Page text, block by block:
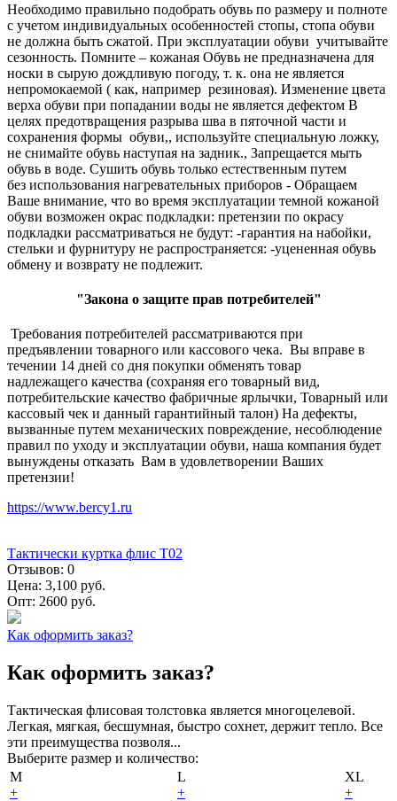
Необходимо правильно подобрать обувь по размеру и полноте
с учетом индивидуальных особенностей стопы, стопа обуви
не должна быть сжатой. При эксплуатации обуви учитывайте
сезонность. Помните – кожаная Обувь не предназначена для
носки в сырую дождливую погоду, т. к. она не является
непромокаемой ( как, например резиновая). Изменение цвета
верха обуви при попадании воды не является дефектом В
целях предотвращения разрыва шва в пяточной части и
сохранения формы обуви,, используйте специальную ложку,
не снимайте обувь наступая на задник., Запрещается мыть
обувь в воде. Сушить обувь только естественным путем
без использования нагревательных приборов - Обращаем
Ваше внимание, что во время эксплуатации темной кожаной
обуви возможен окрас подкладки: претензии по окрасу
подкладки рассматриваться не будут: -гарантия на набойки,
стельки и фурнитуру не распространяется: -уцененная обувь
обмену и возврату не подлежит.
"Закона о защите прав потребителей"
Требования потребителей рассматриваются при
предъявлении товарного или кассового чека. Вы вправе в
течении 14 дней со дня покупки обменять товар
надлежащего качества (сохраняя его товарный вид,
потребительские качество фабричные ярлычки, Товарный или
кассовый чек и данный гарантийный талон) На дефекты,
вызванные путем механических повреждение, несоблюдение
правил по уходу и эксплуатации обуви, наша компания будет
вынуждены отказать Вам в удовлетворении Ваших
претензии!
https://www.bercy1.ru
Тактически куртка флис Т02
Отзывов: 0
Цена: 3,100 руб.
Опт: 2600 руб.
Как оформить заказ?
Как оформить заказ?
Тактическая флисовая толстовка является многоцелевой.
Легкая, мягкая, бесшумная, быстро сохнет, держит тепло. Все
эти преимущества позволя...
Выберите размер и количество:
M
+
L
+
XL
+